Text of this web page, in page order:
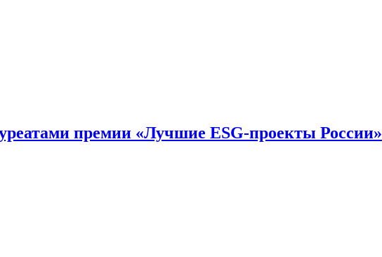
премии «Лучшие ESG-проекты России»